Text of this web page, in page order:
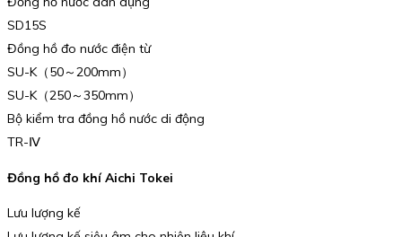
SD15S
Đồng hồ đo nước điện từ
SU-K（50～200mm）
SU-K（250～350mm）
Bộ kiểm tra đồng hồ nước di động
TR-Ⅳ
Đồng hồ đo khí Aichi Tokei
Lưu lượng kế